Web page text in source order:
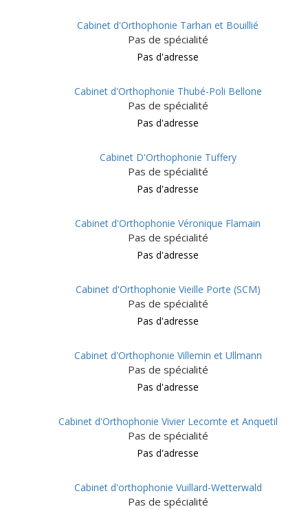
Cabinet d'Orthophonie Tarhan et Bouillié
Pas de spécialité
Pas d'adresse
Cabinet d'Orthophonie Thubé-Poli Bellone
Pas de spécialité
Pas d'adresse
Cabinet D'Orthophonie Tuffery
Pas de spécialité
Pas d'adresse
Cabinet d'Orthophonie Véronique Flamain
Pas de spécialité
Pas d'adresse
Cabinet d'Orthophonie Vieille Porte (SCM)
Pas de spécialité
Pas d'adresse
Cabinet d'Orthophonie Villemin et Ullmann
Pas de spécialité
Pas d'adresse
Cabinet d'Orthophonie Vivier Lecomte et Anquetil
Pas de spécialité
Pas d'adresse
Cabinet d'orthophonie Vuillard-Wetterwald
Pas de spécialité